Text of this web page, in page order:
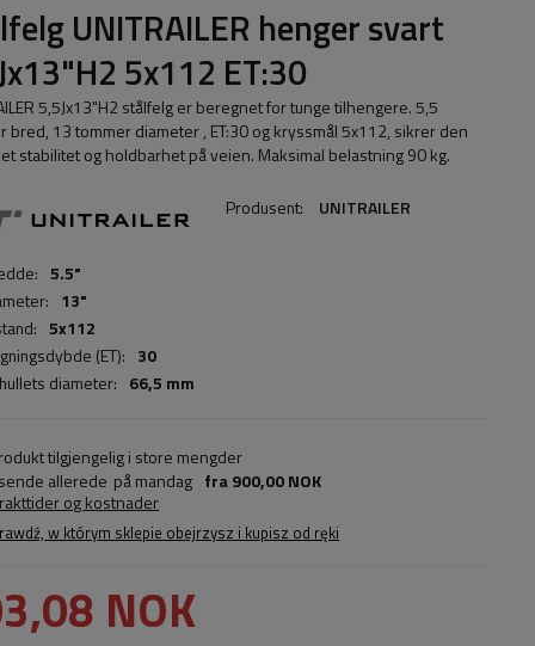
UNITRAILER henger svart
5x112 ET:30
5,5Jx13"H2 stålfelg er beregnet for tunge tilhengere. 5,5
bred, 13 tommer diameter , ET:30 og kryssmål 5x112, sikrer den
stabilitet og holdbarhet på veien. Maksimal belastning 90 kg.
Produsent: UNITRAILER
5.5"
13"
5x112
(ET): 30
diameter: 66,5 mm
tilgjengelig i store mengder
allerede på mandag fra900,00 NOK
og kostnader
w którym sklepie obejrzysz i kupisz od ręki
NOK